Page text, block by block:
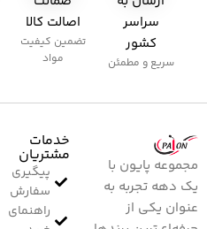
سراسر
کشور
سریع و مطمئن
اصالت کالا
تضمین کیفیت
مواد
مجموعه پایون با
یک دهه تجربه به
عنوان یکی از
خدمات
مشتریان
پیگیری
سفارش
راهنمای